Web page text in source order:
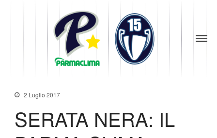
News
Storia
Codice di Condotta
2 Luglio 2017
SERATA NERA: IL